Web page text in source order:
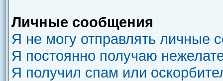
Личные сообщения
Я не могу отправлять личные
Я постоянно получаю
Я получил спам или